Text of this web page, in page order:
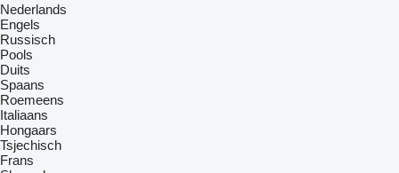
Nederlands
Engels
Russisch
Pools
Duits
Spaans
Roemeens
Italiaans
Hongaars
Tsjechisch
Frans